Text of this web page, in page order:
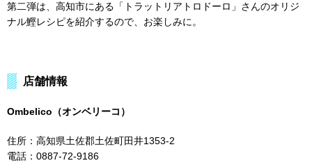
第二弾は、高知市にある「トラットリアトロドーロ」さんのオリジ
ナル鰹レシピを紹介するので、お楽しみに。
店舗情報
Ombelico（オンベリーコ）
住所：高知県土佐郡土佐町田井1353-2
電話：0887-72-9186